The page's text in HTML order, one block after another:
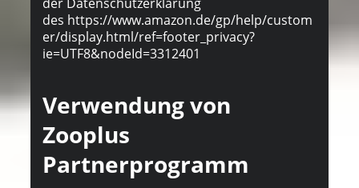
des https://www.amazon.de/gp/help/custom
er/display.html/ref=footer_privacy?
ie=UTF8&nodeId=3312401
Verwendung von
Zooplus
Partnerprogramm